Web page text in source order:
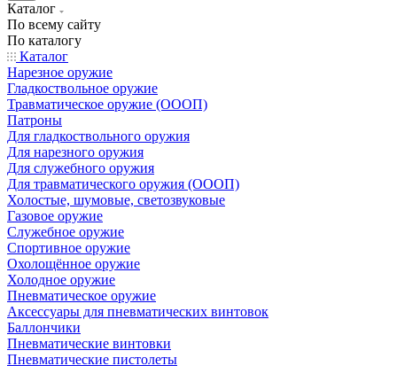
Каталог
По всему сайту
По каталогу
Каталог
Нарезное оружие
Гладкоствольное оружие
Травматическое оружие (ОООП)
Патроны
Для гладкоствольного оружия
Для нарезного оружия
Для служебного оружия
Для травматического оружия (ОООП)
Холостые, шумовые, светозвуковые
Газовое оружие
Служебное оружие
Спортивное оружие
Охолощённое оружие
Холодное оружие
Пневматическое оружие
Аксессуары для пневматических винтовок
Баллончики
Пневматические винтовки
Пневматические пистолеты